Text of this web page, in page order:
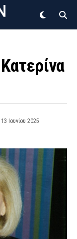
13 Ιουνίου 2025